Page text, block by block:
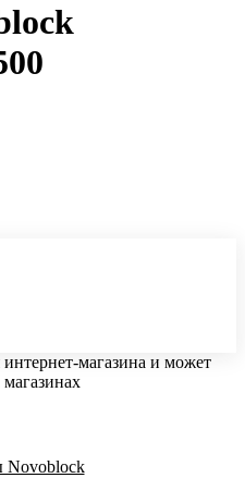
магазина и может
Novoblock